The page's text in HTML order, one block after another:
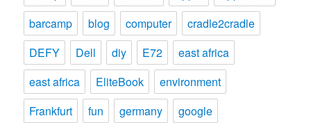
barcamp
blog computer
cradle2cradle
DEFY
Dell diy E72
east africa
east africa
EliteBook
environment
Frankfurt
fun germany
google